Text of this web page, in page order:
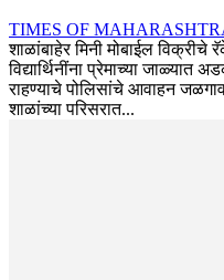
TIMES OF
शाळांबाहेर मिनी मोबाईल
विद्यार्थिनींना प्रेमाच्या जाळ्यात
राहण्याचे पोलिसांचे आवाहन
शाळांच्या परिसरात...